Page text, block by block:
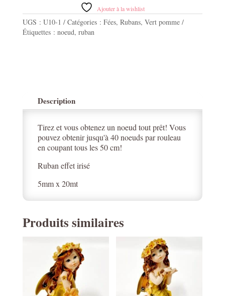
noeud
magique
vert
Ajouter à la wishlist
UGS : U10-1 Catégories : Fées, Rubans, Vert pomme
Étiquettes : noeud, ruban
Description
Tirez et vous obtenez un noeud tout prêt! Vous
pouvez obtenir jusqu'à 40 noeuds par rouleau
en coupant tous les 50 cm!
Ruban effet irisé
5mm x 20mt
Produits similaires